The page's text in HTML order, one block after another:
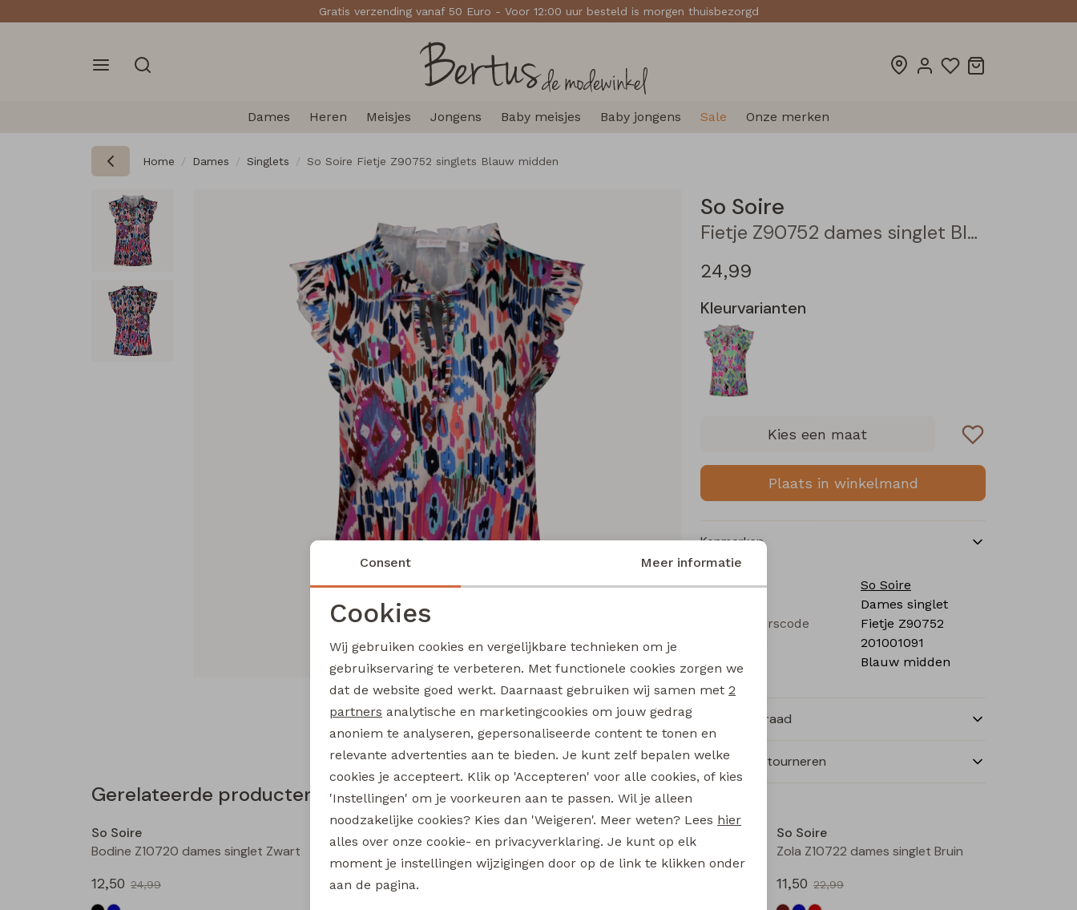
Gratis verzending vanaf 50 Euro - Voor 12:00 uur besteld is morgen thuisbezorgd
Dames Heren Meisjes Jongens Baby meisjes Baby jongens Sale Onze merken
Home Dames Singlets So Soire Fietje Z90752 singlets Blauw midden
So Soire
Fietje Z90752 dames singlet Blauw midden
24,99
Kleurvarianten
Kies een maat
Plaats in winkelmand
Kenmerken
Merk
So Soire
Dames singlet
Leverancierscode
Fietje Z90752
201001091
Kleur
Blauw midden
Winkelvoorraad
Ruilen en retourneren
Gerelateerde producten
Sale
So Soire
Bodine Z10720 dames singlet Zwart
12,50 24,99
Sale
Bodine Z10720 dames singlet Marine
12,50
24,99
So Soire
Pip Z10721 dames singlet Ecru
So Soire
Zola Z10722 dames singlet Bruin
11,50 22,99
Noodzakelijke cookies
Analytische cookies Marketing cookies
Consent Meer informatie
Cookies
Wij gebruiken cookies en vergelijkbare technieken om je
gebruikservaring te verbeteren. Met functionele cookies zorgen we
dat de website goed werkt. Daarnaast gebruiken wij samen met 2
partners analytische en marketingcookies om jouw gedrag
anoniem te analyseren, gepersonaliseerde content te tonen en
relevante advertenties aan te bieden. Je kunt zelf bepalen welke
cookies je accepteert. Klik op 'Accepteren' voor alle cookies, of kies
'Instellingen' om je voorkeuren aan te passen. Wil je alleen
noodzakelijke cookies? Kies dan 'Weigeren'. Meer weten? Lees hier
alles over onze cookie- en privacyverklaring. Je kunt op elk
moment je instellingen wijzigingen door op de link te klikken onder
aan de pagina.